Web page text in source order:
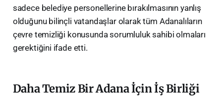
sadece belediye personellerine bırakılmasının yanlış
olduğunu bilinçli vatandaşlar olarak tüm Adanalıların
çevre temizliği konusunda sorumluluk sahibi olmaları
gerektiğini ifade etti.
Daha Temiz Bir Adana İçin İş Birliği